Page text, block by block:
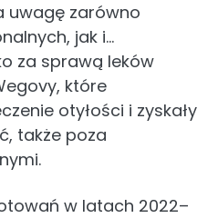
uwagę zarówno
jak i…
za sprawą leków
które
otyłości i zyskały
także poza
w latach 2022–